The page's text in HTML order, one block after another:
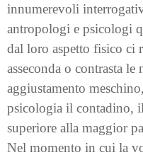
innumerevoli
antropologi e psicologi
dal loro aspetto fisico ci
asseconda o contrasta
aggiustamento
psicologia il contadino,
superiore alla maggior
Nel momento in cui la